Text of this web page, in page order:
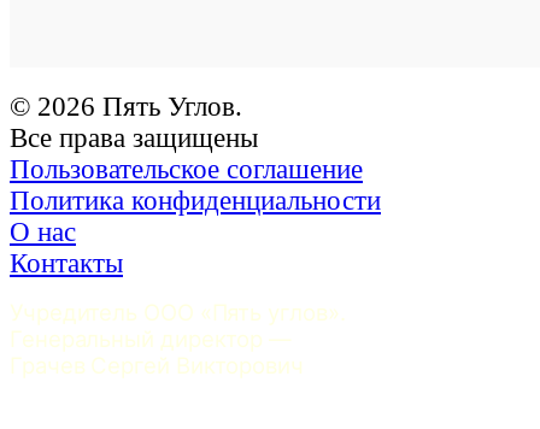
© 2026 Пять Углов.
Все права защищены
Пользовательское соглашение
Политика конфиденциальности
О нас
Контакты
Учредитель ООО «Пять углов».
Генеральный директор —
Грачев Сергей Викторович